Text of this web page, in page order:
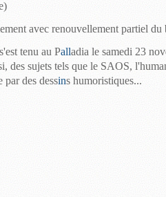
avec renouvellement partiel du
tenu au Palladia le samedi 23
des sujets tels que le SAOS,
par des dessins humoristiques...